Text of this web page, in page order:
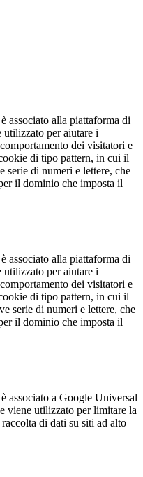
associato alla piattaforma di
per aiutare i
dei visitatori e
di tipo pattern, in cui il
serie di numeri e lettere, che
il dominio che imposta il
associato alla piattaforma di
per aiutare i
dei visitatori e
di tipo pattern, in cui il
serie di numeri e lettere, che
il dominio che imposta il
associato a Google Universal
viene utilizzato per limitare la
di dati su siti ad alto